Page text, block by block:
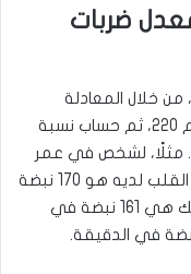
ضربات
خلال المعادلة
الحسابية الآتية: طرح مقدار العمر من الرقم 220، ثم حساب نسبة
المائة منها. مثلًا، لشخص في عمر
الخمسين سنة، الحد الأقصى لمعدل نبض القلب لديه هو 170 نبضة
في الدقيقة، ونسبة 95 في المائة من ذلك هي 161 نبضة في